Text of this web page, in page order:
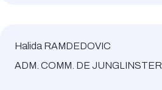
Halida RAMDEDOVIC
ADM. COMM. DE JUNGLINSTER